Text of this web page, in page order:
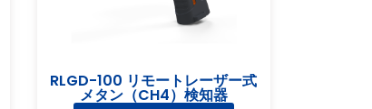
RLGD-100 リモートレーザー式
メタン（CH4）検知器